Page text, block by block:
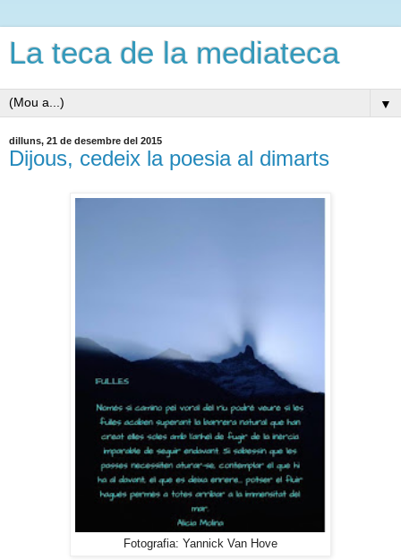
La teca de la mediateca
▼
dilluns, 21 de desembre del 2015
Dijous, cedeix la poesia al dimarts
Fotografia: Yannick Van Hove